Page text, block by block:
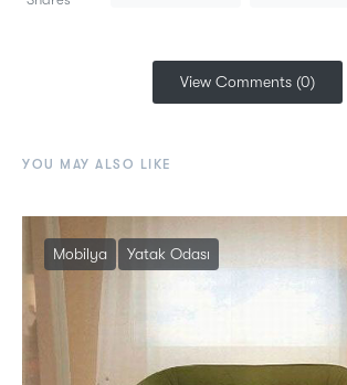
View Comments (0)
YOU MAY ALSO LIKE
Mobilya Yatak Odası